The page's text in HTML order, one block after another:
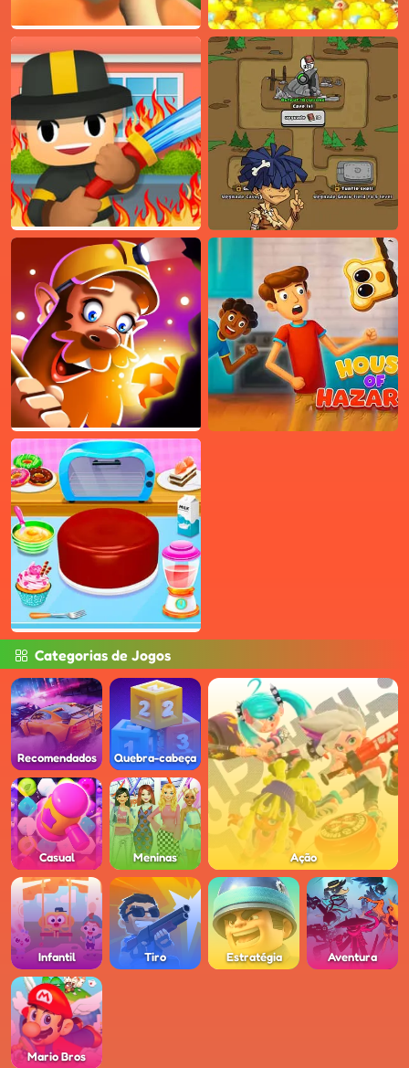
Categorias de Jogos
Recomendados Quebra-cabeça
Ação
Casual Meninas
Infantil Tiro Estratégia Aventura
Mario Bros